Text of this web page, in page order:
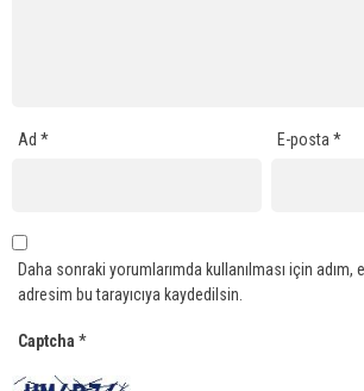
Ad * E-posta*
Daha sonraki yorumlarımda kullanılması için
adresim bu tarayıcıya kaydedilsin.
Captcha *